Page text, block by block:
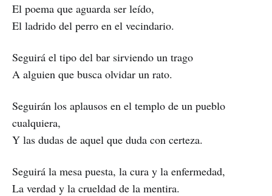
El poema que aguarda ser leído,
El ladrido del perro en el vecindario.
Seguirá el tipo del bar sirviendo un trago
A alguien que busca olvidar un rato.
Seguirán los aplausos en el templo de un pueblo
cualquiera,
Y las dudas de aquel que duda con certeza.
Seguirá la mesa puesta, la cura y la enfermedad,
La verdad y la crueldad de la mentira.